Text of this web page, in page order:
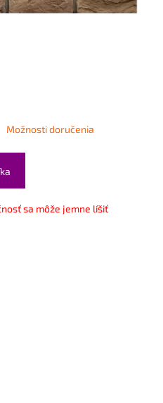
Možnosti doručenia
sa môže jemne líšiť